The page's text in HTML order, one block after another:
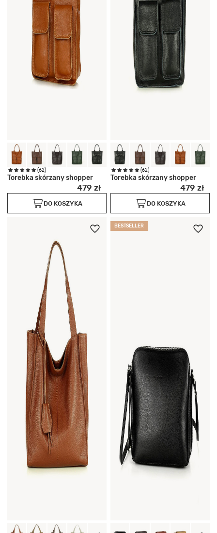
(62)
Torebka skórzany shopper
479 zł
DO KOSZYKA
(62)
Torebka skórzany shopper
479 zł
DO KOSZYKA
BESTSELLER